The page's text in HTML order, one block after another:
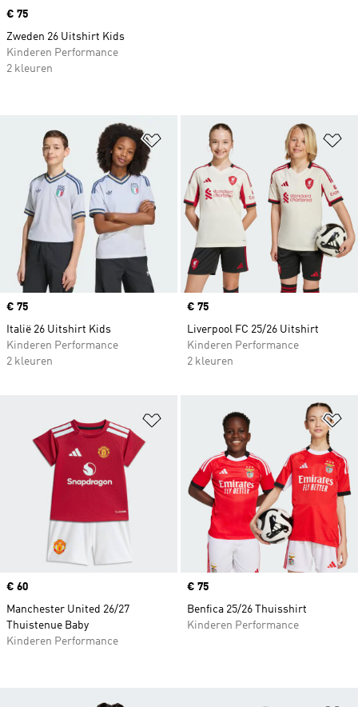
Op verlanglijst zetten
Price
€ 75
Italië 26 Uitshirt Kids
Kinderen Performance
2 kleuren
Price
€ 75
Liverpool FC 25/26 Uitshirt
Kinderen Performance
2 kleuren
Op verlanglijst zetten
Price
€ 60
Manchester United 26/27
Thuistenue Baby
Kinderen Performance
Price
€ 75
Benfica 25/26 Thuisshirt
Kinderen Performance
Price
€ 75
Zweden 26 Uitshirt Kids
Kinderen Performance
2 kleuren